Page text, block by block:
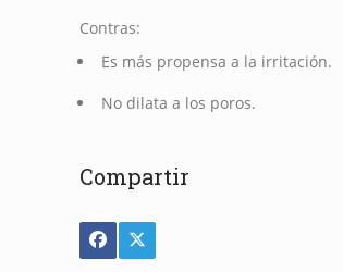
Contras:
Es más propensa a la irritación.
No dilata a los poros.
Compartir